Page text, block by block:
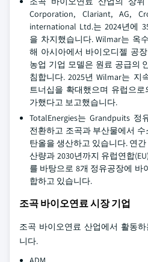
Corporation, Clariant, AG,
international Ltd.는 2024년에
을 차지했습니다. Wilmar는 옥
해 아시아에서 바이오디젤 공
농업 기업 모델은 원료 공급의
침합니다. 2025년 Wilmar는 지
트너십을 확대했으며 유럽으
가했다고 보고했습니다.
TotalEnergies는 Grandpuits
전환하고 조곡과 부산물에서 수
탄올을 생산하고 있습니다. 연
산량과 2030년까지 유럽연합
를 바탕으로 8개 정유공장에 바
합하고 있습니다.
조곡 바이오연료 시장 기업
조곡 바이오연료 산업에서 활동
니다.